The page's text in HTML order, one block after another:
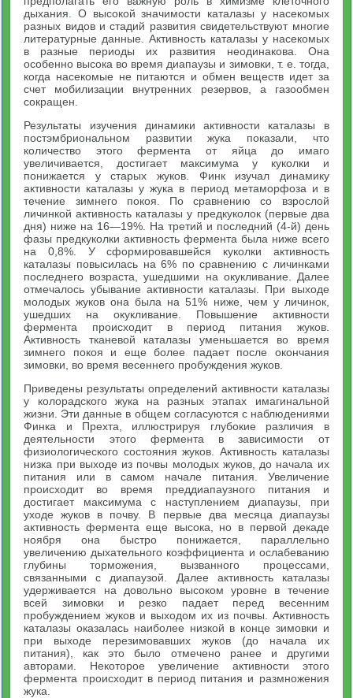
дыхания. О высокой значимости каталазы у насекомых
разных видов и стадий развития свидетельствуют многие
литературные данные. Активность каталазы у насекомых
в разные периоды их развития неодинакова. Она
особенно высока во время диапаузы и зимовки, т. е. тогда,
когда насекомые не питаются и обмен веществ идет за
счет мобилизации внутренних резервов, а газообмен
сокращен.
Результаты изучения динамики активности каталазы в
постэмбриональном развитии жука показали, что
количество этого фермента от яйца до имаго
увеличивается, достигает максимума у куколки и
понижается у старых жуков. Финк изучал динамику
активности каталазы у жука в период метаморфоза и в
течение зимнего покоя. По сравнению со взрослой
личинкой активность каталазы у предкуколок (первые два
дня) ниже на 16—19%. На третий и последний (4-й) день
фазы предкуколки активность фермента была ниже всего
на 0,8%. У сформировавшейся куколки активность
каталазы повысилась на 6% по сравнению с личинками
последнего возраста, ушедшими на окукливание. Далее
отмечалось убывание активности каталазы. При выходе
молодых жуков она была на 51% ниже, чем у личинок,
ушедших на окукливание. Повышение активности
фермента происходит в период питания жуков.
Активность тканевой каталазы уменьшается во время
зимнего покоя и еще более падает после окончания
зимовки, во время весеннего пробуждения жуков.
Приведены результаты определений активности каталазы
у колорадского жука на разных этапах имагинальной
жизни. Эти данные в общем согласуются с наблюдениями
Финка и Прехта, иллюстрируя глубокие различия в
деятельности этого фермента в зависимости от
физиологического состояния жуков. Активность каталазы
низка при выходе из почвы молодых жуков, до начала их
питания или в самом начале питания. Увеличение
происходит во время преддиапаузного питания и
достигает максимума с наступлением диапаузы, при
уходе жуков в почву. В первые два месяца диапаузы
активность фермента еще высока, но в первой декаде
ноября она быстро понижается, параллельно
увеличению дыхательного коэффициента и ослабеванию
глубины торможения, вызванного процессами,
связанными с диапаузой. Далее активность каталазы
удерживается на довольно высоком уровне в течение
всей зимовки и резко падает перед весенним
пробуждением жуков и выходом их из почвы. Активность
каталазы оказалась наиболее низкой в конце зимовки и
при выходе перезимовавших жуков (до начала их
питания), как это было отмечено ранее и другими
авторами. Некоторое увеличение активности этого
фермента происходит в период питания и размножения
жука.